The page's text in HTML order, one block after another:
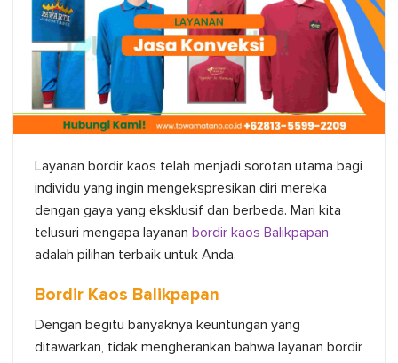
Layanan bordir kaos telah menjadi sorotan utama bagi
individu yang ingin mengekspresikan diri mereka
dengan gaya yang eksklusif dan berbeda. Mari kita
telusuri mengapa layanan bordir kaos Balikpapan
adalah pilihan terbaik untuk Anda.
Bordir Kaos Balikpapan
Dengan begitu banyaknya keuntungan yang
ditawarkan, tidak mengherankan bahwa layanan bordir